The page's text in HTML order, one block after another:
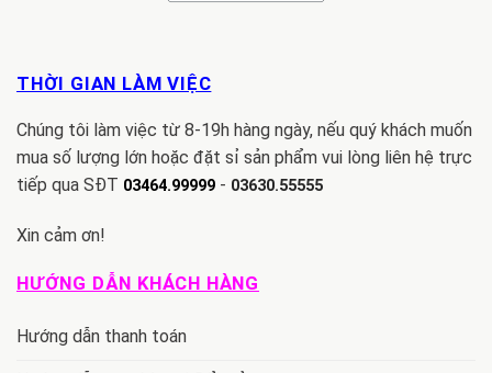
THỜI GIAN LÀM VIỆC
Chúng tôi làm việc từ 8-19h hàng ngày, nếu quý khách muốn
mua số lượng lớn hoặc đặt sỉ sản phẩm vui lòng liên hệ trực
tiếp qua SĐT 03464.99999 - 03630.55555
Xin cảm ơn!
HƯỚNG DẪN KHÁCH HÀNG
Hướng dẫn thanh toán